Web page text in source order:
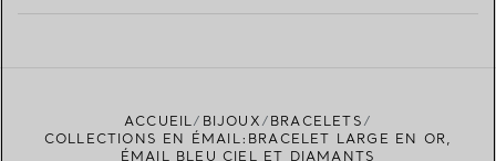
TROUVEZ LA BOUTIQUE LA PLUS PROCHE
ACCUEIL BIJOUX
BRACELETS
COLLECTIONS EN ÉMAIL:BRACELET LARGE EN OR,
ÉMAIL BLEU CIEL ET DIAMANTS